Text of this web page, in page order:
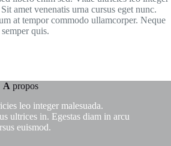
amet venenatis urna cursus eget nunc.
at tempor commodo ullamcorper. Neque
quis.
A propos
leo integer malesuada.
ultrices in. Egestas diam in arcu
euismod.